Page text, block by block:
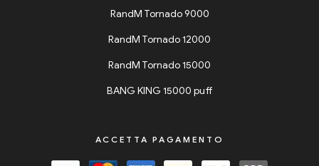
RandM Tornado 9000
RandM Tornado 12000
RandM Tornado 15000
BANG KING 15000 puff
ACCETTA PAGAMENTO